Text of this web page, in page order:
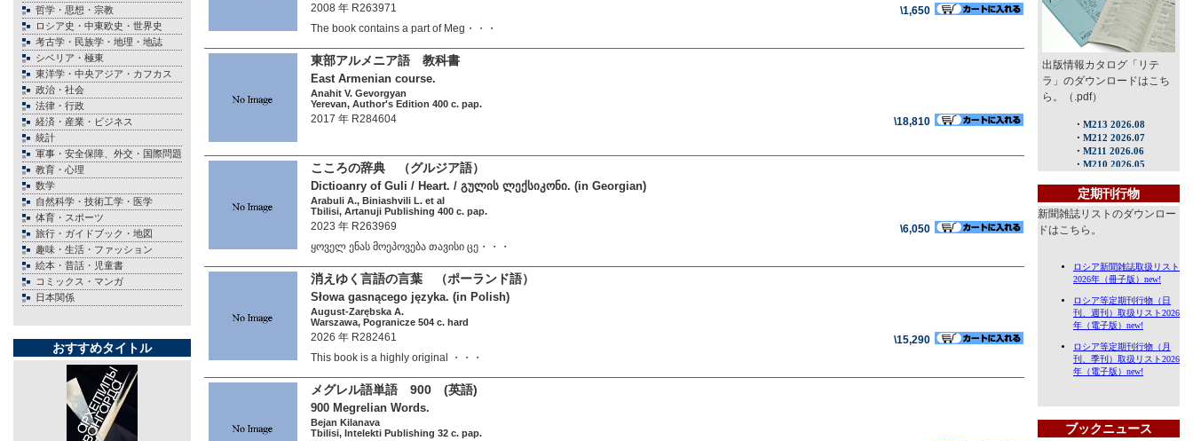
哲学・思想・宗教
ロシア史・中東欧史・世界史
考古学・民族学・地理・地誌
シベリア・極東
東洋学・中央アジア・カフカス
政治・社会
法律・行政
経済・産業・ビジネス
統計
軍事・安全保障、外交・国際問題
教育・心理
数学
自然科学・技術工学・医学
体育・スポーツ
旅行・ガイドブック・地図
趣味・生活・ファッション
絵本・昔話・児童書
コミックス・マンガ
日本関係
おすすめタイトル
2008 年 R263971
\1,650
The book contains a part of Meg・・・
東部アルメニア語 教科書
East Armenian course.
Anahit V. Gevorgyan
Yerevan, Author's Edition 400 c. pap.
2017 年 R284604 \18,810
こころの辞典 （グルジア語）
Dictioanry of Guli / Heart. / გულის ლექსიკონი. (in Georgian)
Arabuli A., Biniashvili L. et al
Tbilisi, Artanuji Publishing 400 c. pap.
2023 年 R263969
\6,050
ყოველ ენას მოეპოვება თავისი ცე・・・
消えゆく言語の言葉 （ポーランド語）
Słowa gasnącego języka. (in Polish)
August-Zarębska A.
Warszawa, Pogranicze 504 c. hard
2026 年 R282461
\15,290
This book is a highly original ・・・
メグレル語単語 900 (英語)
900 Megrelian Words.
Bejan Kilanava
Tbilisi, Intelekti Publishing 32 c. pap.
出版情報カタログ「リテ
ラ」のダウンロードはこち
ら。（.pdf）
定期刊行物
新聞雑誌リストのダウンロー
ドはこちら。
ブックニュース